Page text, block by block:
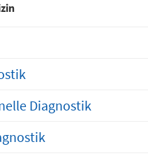
Diagnostik